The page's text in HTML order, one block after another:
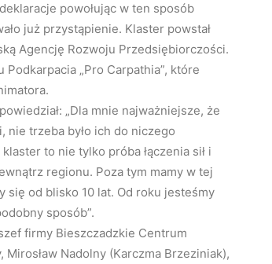
powołując w ten sposób
już przystąpienie. Klaster powstał
Agencję Rozwoju Przedsiębiorczości.
„Pro Carpathia”, które
„Dla mnie najważniejsze, że
nie trzeba było ich do niczego
to nie tylko próba łączenia sił i
regionu. Poza tym mamy w tej
od blisko 10 lat. Od roku jesteśmy
sposób”.
firmy Bieszczadzkie Centrum
Nadolny (Karczma Brzeziniak),